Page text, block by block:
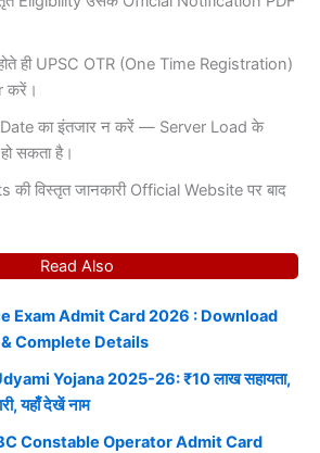
ही UPSC OTR (One Time Registration)
करें।
का इंतजार न करें — Server Load के
सकता है।
की विस्तृत जानकारी Official Website पर बाद
Read Also
Exam Admit Card 2026 : Download
Complete Details
Yojana 2025-26: ₹10 लाख सहायता,
यहाँ देखें नाम
Constable Operator Admit Card